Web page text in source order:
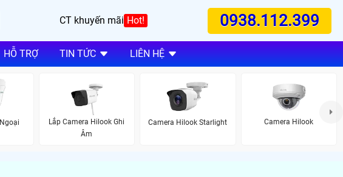
CT khuyến mãi Hot! 0938.112.399
HỖ TRỢ TIN TỨC LIÊN HỆ
Lắp Camera Hilook Ghi
Âm
Camera Hilook Starlight Camera Hilook